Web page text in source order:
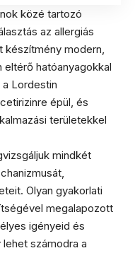
közé tartozó
az allergiás
modern,
eltérő hatóanyagokkal
Lordestin
épül, és
területekkel
mindkét
Olyan gyakorlati
megalapozott
igényeid és
számodra a